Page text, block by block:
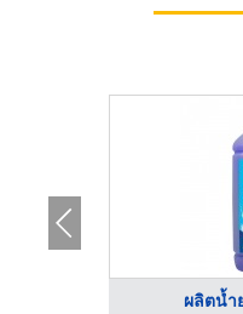
ผลิตน้ำ